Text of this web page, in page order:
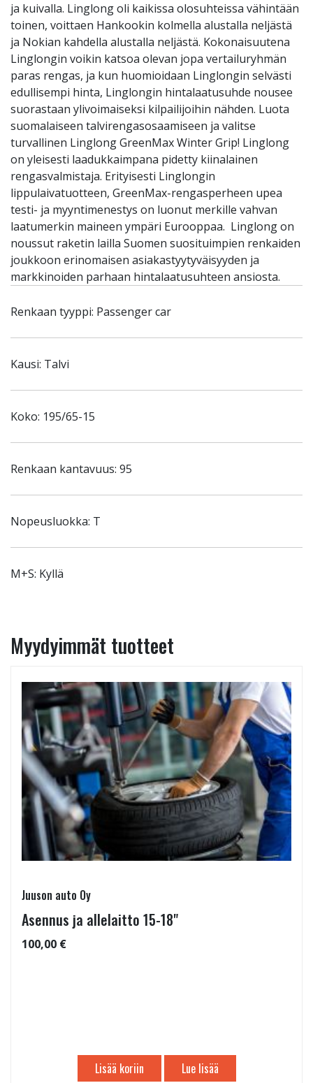
ja kuivalla. Linglong oli kaikissa olosuhteissa vähintään
toinen, voittaen Hankookin kolmella alustalla neljästä
ja Nokian kahdella alustalla neljästä. Kokonaisuutena
Linglongin voikin katsoa olevan jopa vertailuryhmän
paras rengas, ja kun huomioidaan Linglongin selvästi
edullisempi hinta, Linglongin hintalaatusuhde nousee
suorastaan ylivoimaiseksi kilpailijoihin nähden. Luota
suomalaiseen talvirengasosaamiseen ja valitse
turvallinen Linglong GreenMax Winter Grip! Linglong
on yleisesti laadukkaimpana pidetty kiinalainen
rengasvalmistaja. Erityisesti Linglongin
lippulaivatuotteen, GreenMax-rengasperheen upea
testi- ja myyntimenestys on luonut merkille vahvan
laatumerkin maineen ympäri Eurooppaa. Linglong on
noussut raketin lailla Suomen suosituimpien renkaiden
joukkoon erinomaisen asiakastyytyväisyyden ja
markkinoiden parhaan hintalaatusuhteen ansiosta.
Renkaan tyyppi: Passenger car
Kausi: Talvi
Koko: 195/65-15
Renkaan kantavuus: 95
Nopeusluokka: T
M+S: Kyllä
Myydyimmät tuotteet
Juuson auto Oy
Asennus ja allelaitto 15-18"
100,00 €
Lisää koriin Lue lisää